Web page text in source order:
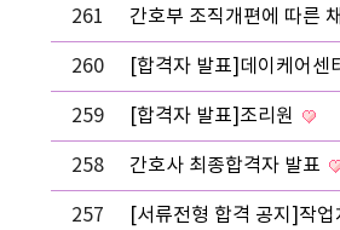
261 간호부 조직개편에 따른
260 [합격자 발표]데이케어센
259 [합격자 발표]조리원
258 간호사 최종합격자 발표
257 [서류전형 합격 공지]작